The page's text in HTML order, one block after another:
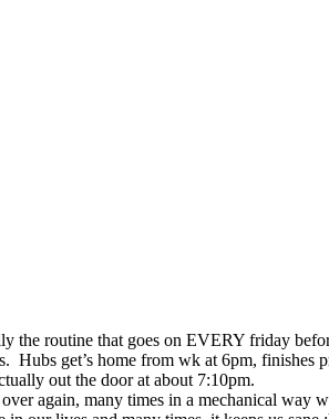
routine that goes on EVERY friday
get’s home from wk at 6pm, finishes
out the door at about 7:10pm.
again, many times in a mechanical